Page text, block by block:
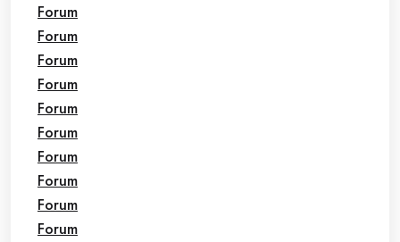
Forum
Forum
Forum
Forum
Forum
Forum
Forum
Forum
Forum
Forum